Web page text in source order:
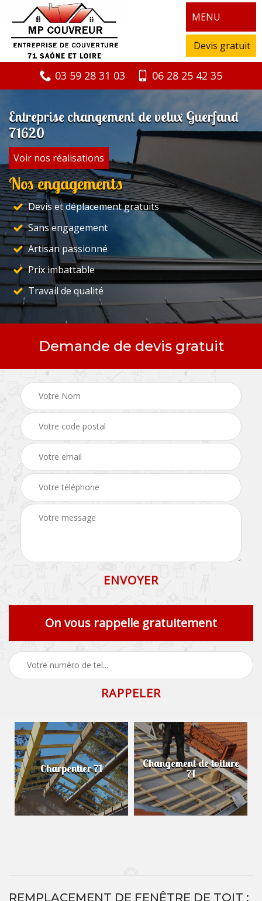
MENU
Devis gratuit
03 59 28 31 03 06 28 25 42 35
Entreprise changement de velux Guerfand
71620
Voir nos réalisations
Nos engagements
Devis et déplacement gratuits
Sans engagement
Artisan passionné
Prix imbattable
Travail de qualité
Demande de devis gratuit
On vous rappelle gratuitement
Charpentier 71 Changement de toiture
71
REMPLACEMENT DE FENÊTRE DE TOIT :